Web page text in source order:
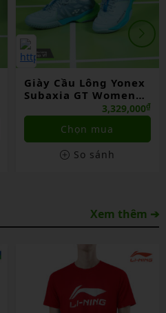
Giày Cầu Lông Yonex
Subaxia GT Women
Grayish Green Chính
Hãng
3,329,000₫
Chọn mua
So sánh
Xem thêm ➔